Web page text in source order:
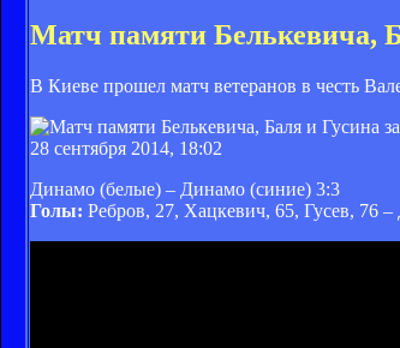
Матч памяти Белькевича,
В Киеве прошел матч ветеранов в честь
28 сентября 2014, 18:02
Динамо (белые) – Динамо (синие) 3:3
Голы: Ребров, 27, Хацкевич, 65, Гусев, 76